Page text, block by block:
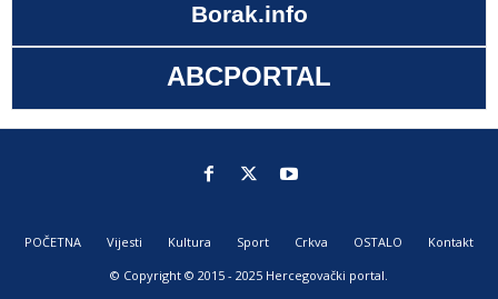
Borak.info
ABCPORTAL
POČETNA Vijesti Kultura Sport Crkva OSTALO
Kontakt
© Copyright © 2015 - 2025 Hercegovački portal.